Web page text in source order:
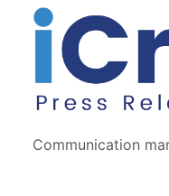
Communication